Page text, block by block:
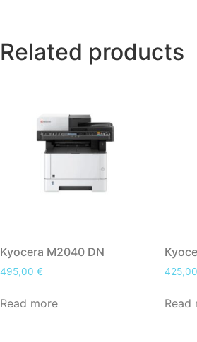
Related products
Kyocera M2040 DN
495,00 €
Read more
425,00
Read